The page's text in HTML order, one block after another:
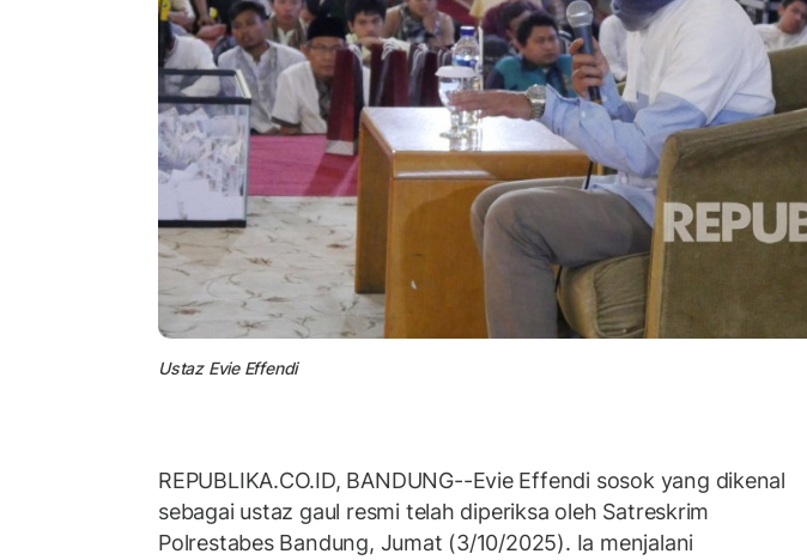
Ustaz Evie Effendi
REPUBLIKA.CO.ID, BANDUNG--Evie Effendi sosok yang dikenal
sebagai ustaz gaul resmi telah diperiksa oleh Satreskrim
Polrestabes Bandung, Jumat (3/10/2025). Ia menjalani